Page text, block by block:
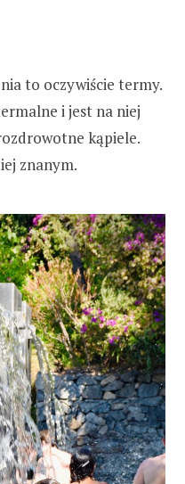
to oczywiście termy.
i jest na niej
kąpiele.
znanym.